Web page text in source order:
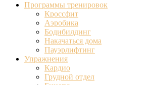
Программы тренировок
Кроссфит
Аэробика
Бодибилдинг
Накачаться дома
Пауэрлифтинг
Упражнения
Кардио
Грудной отдел